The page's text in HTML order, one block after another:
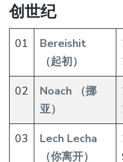
创世纪
01
Bereishit
（起初）
02
Noach （挪
亚）
03
Lech Lecha
（你离开）